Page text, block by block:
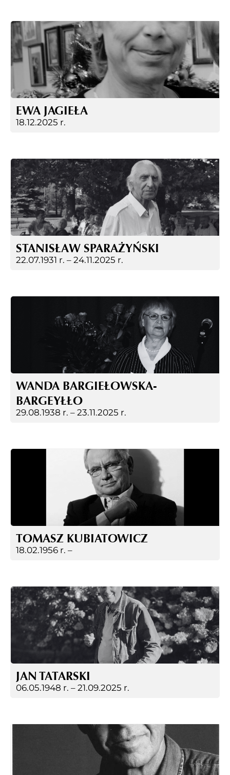
EWA JAGIEŁA
18.12.2025 r.
STANISŁAW SPARAŻYŃSKI
22.07.1931 r. – 24.11.2025 r.
WANDA BARGIEŁOWSKA-
BARGEYŁŁO
29.08.1938 r. – 23.11.2025 r.
TOMASZ KUBIATOWICZ
18.02.1956 r. –
JAN TATARSKI
06.05.1948 r. – 21.09.2025 r.